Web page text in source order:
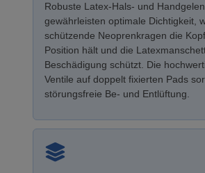
Robuste Latex-Hals- und
gewährleisten optimale Dichtigkeit,
schützende Neoprenkragen die
Position hält und die
Beschädigung schützt. Die
Ventile auf doppelt fixierten Pads
störungsfreie Be- und Entlüftung.